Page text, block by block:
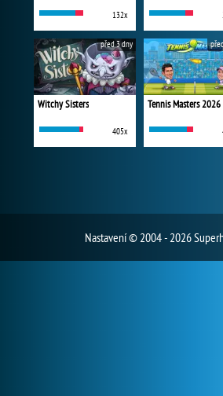
132x
Witchy Sisters
405x
před 3 dny
Tennis Masters 2026
Nastavení© 2004 - 2026